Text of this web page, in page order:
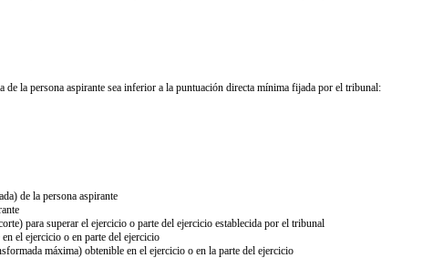
de la persona aspirante sea inferior a la puntuación directa mínima fijada por el tribunal:
de la persona aspirante
para superar el ejercicio o parte del ejercicio establecida por el tribunal
el ejercicio o en parte del ejercicio
máxima) obtenible en el ejercicio o en la parte del ejercicio